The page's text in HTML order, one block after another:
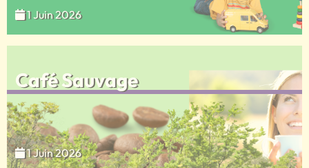
1 Juin 2026
Café Sauvage
1 Juin 2026